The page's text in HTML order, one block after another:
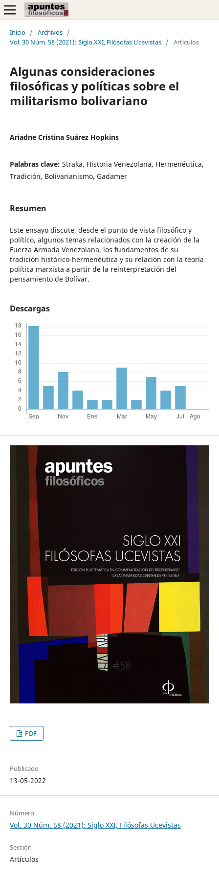
Inicio / Archivos /
Vol. 30 Núm. 58 (2021): Siglo XXI, Filósofas Ucevistas / Artículos
Algunas consideraciones
filosóficas y políticas sobre el
militarismo bolivariano
Ariadne Cristina Suárez Hopkins
Palabras clave: Straka, Historia Venezolana, Hermenéutica,
Tradición, Bolivarianismo, Gadamer
Resumen
Este ensayo discute, desde el punto de vista filosófico y
político, algunos temas relacionados con la creación de la
Fuerza Armada Venezolana, los fundamentos de su
tradición histórico-hermenéutica y su relación con la teoría
política marxista a partir de la reinterpretación del
pensamiento de Bolívar.
Descargas
PDF
Publicado
13-05-2022
Número
Vol. 30 Núm. 58 (2021): Siglo XXI, Filósofas Ucevistas
Sección
Artículos